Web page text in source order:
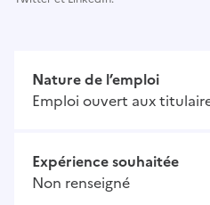
Nature de l’emploi
Emploi ouvert aux
Expérience souhaitée
Non renseigné